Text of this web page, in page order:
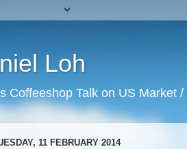
Loh
Coffeeshop Talk on US Market
11 FEBRUARY 2014